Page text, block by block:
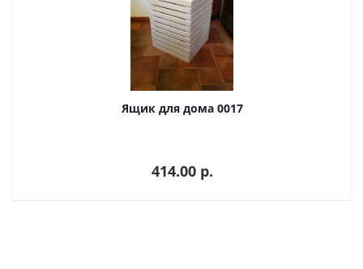
Ящик для дома 0017
414.00 p.